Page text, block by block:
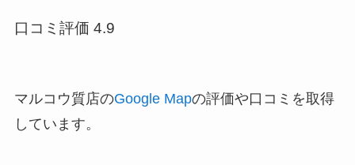
口コミ評価 4.9
マルコウ質店のGoogle Mapの評価や口コミを取得
しています。